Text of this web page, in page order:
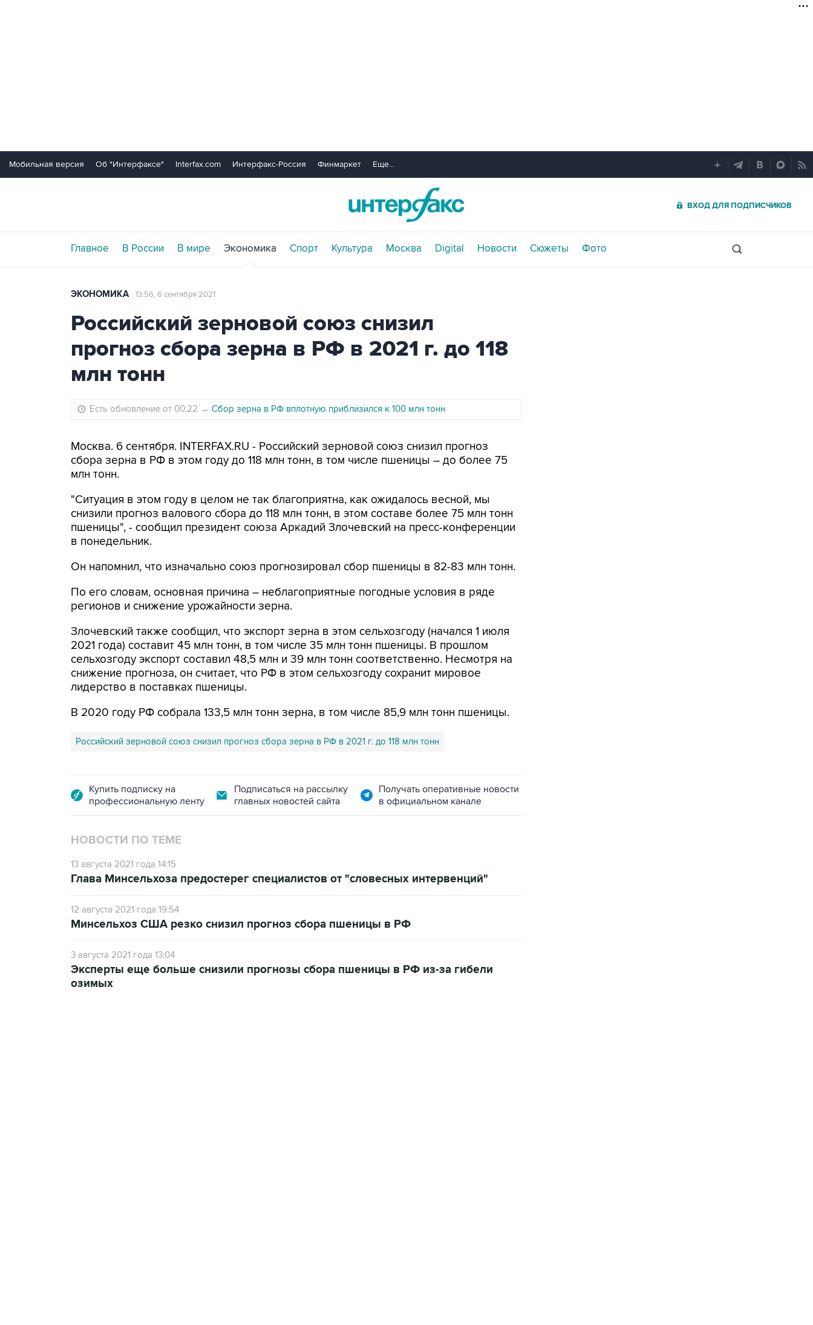
Мобильная версия Об "Интерфаксе" Interfax.com Интерфакс-Россия Финмаркет Еще...
ВХОД ДЛЯ ПОДПИСЧИКОВ
Главное В России В мире Экономика Спорт Культура Москва Digital Новости Сюжеты Фото
ЭКОНОМИКА 13:56, 6 сентября 2021
Российский зерновой союз снизил
прогноз сбора зерна в РФ в 2021 г. до 118
млн тонн
Есть обновление от 00:22 → Сбор зерна в РФ вплотную приблизился к 100 млн тонн
Москва. 6 сентября. INTERFAX.RU - Российский зерновой союз снизил прогноз
сбора зерна в РФ в этом году до 118 млн тонн, в том числе пшеницы – до более 75
млн тонн.
"Ситуация в этом году в целом не так благоприятна, как ожидалось весной, мы
снизили прогноз валового сбора до 118 млн тонн, в этом составе более 75 млн тонн
пшеницы", - сообщил президент союза Аркадий Злочевский на пресс-конференции
в понедельник.
Он напомнил, что изначально союз прогнозировал сбор пшеницы в 82-83 млн тонн.
По его словам, основная причина – неблагоприятные погодные условия в ряде
регионов и снижение урожайности зерна.
Злочевский также сообщил, что экспорт зерна в этом сельхозгоду (начался 1 июля
2021 года) составит 45 млн тонн, в том числе 35 млн тонн пшеницы. В прошлом
сельхозгоду экспорт составил 48,5 млн и 39 млн тонн соответственно. Несмотря на
снижение прогноза, он считает, что РФ в этом сельхозгоду сохранит мировое
лидерство в поставках пшеницы.
В 2020 году РФ собрала 133,5 млн тонн зерна, в том числе 85,9 млн тонн пшеницы.
Российский зерновой союз снизил прогноз сбора зерна в РФ в 2021 г. до 118 млн тонн
Купить подписку на
профессиональную ленту
Подписаться на рассылку
главных новостей сайта
Получать оперативные новости
в официальном канале
НОВОСТИ ПО ТЕМЕ
13 августа 2021 года 14:15
Глава Минсельхоза предостерег специалистов от "словесных интервенций"
12 августа 2021 года 19:54
Минсельхоз США резко снизил прогноз сбора пшеницы в РФ
3 августа 2021 года 13:04
Эксперты еще больше снизили прогнозы сбора пшеницы в РФ из-за гибели
озимых